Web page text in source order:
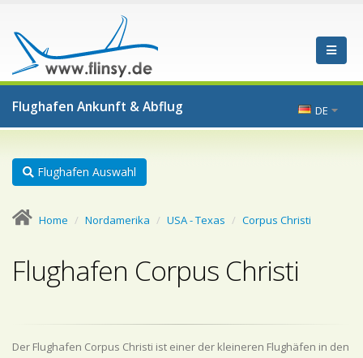
Flughafen Ankunft & Abflug DE
Flughafen Auswahl
Home Nordamerika USA - Texas Corpus Christi
Flughafen Corpus Christi
Der Flughafen Corpus Christi ist einer der kleineren Flughäfen in den